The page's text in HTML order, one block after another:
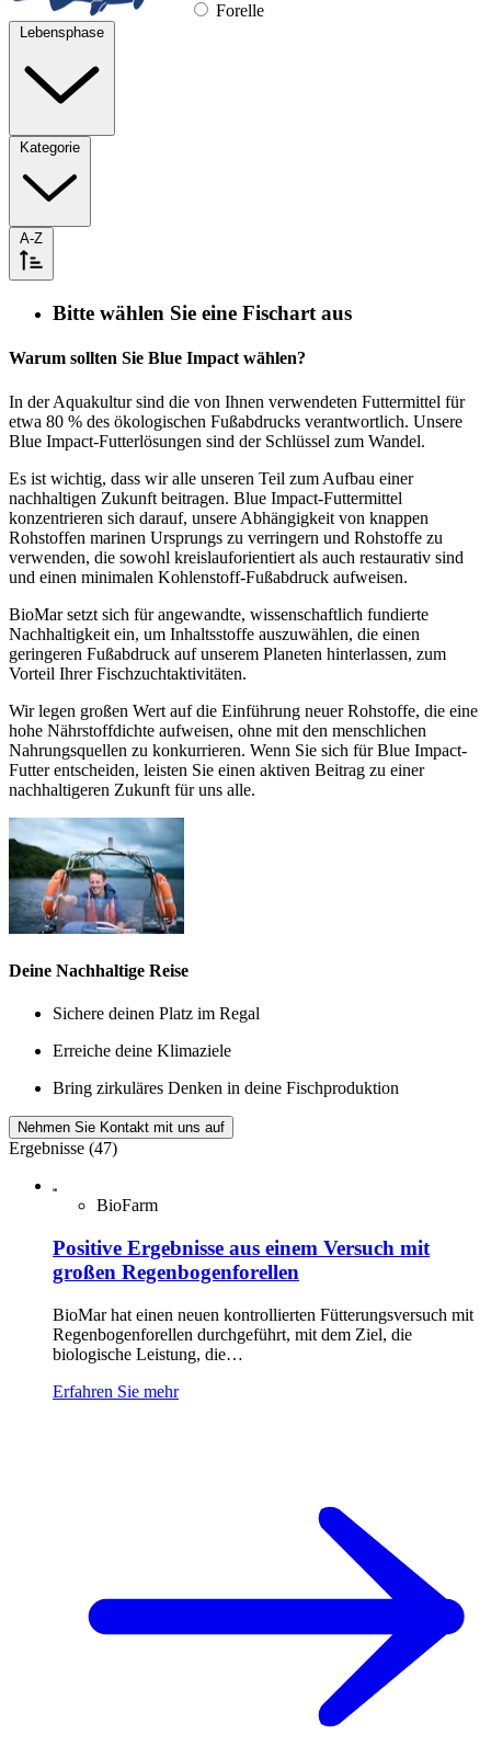
Forelle
Lebensphase
Kategorie
A-Z
Bitte wählen Sie eine Fischart aus
Warum sollten Sie Blue Impact wählen?
In der Aquakultur sind die von Ihnen verwendeten Futtermittel für
etwa 80 % des ökologischen Fußabdrucks verantwortlich. Unsere
Blue Impact-Futterlösungen sind der Schlüssel zum Wandel.
Es ist wichtig, dass wir alle unseren Teil zum Aufbau einer
nachhaltigen Zukunft beitragen. Blue Impact-Futtermittel
konzentrieren sich darauf, unsere Abhängigkeit von knappen
Rohstoffen marinen Ursprungs zu verringern und Rohstoffe zu
verwenden, die sowohl kreislauforientiert als auch restaurativ sind
und einen minimalen Kohlenstoff-Fußabdruck aufweisen.
BioMar setzt sich für angewandte, wissenschaftlich fundierte
Nachhaltigkeit ein, um Inhaltsstoffe auszuwählen, die einen
geringeren Fußabdruck auf unserem Planeten hinterlassen, zum
Vorteil Ihrer Fischzuchtaktivitäten.
Wir legen großen Wert auf die Einführung neuer Rohstoffe, die eine
hohe Nährstoffdichte aufweisen, ohne mit den menschlichen
Nahrungsquellen zu konkurrieren. Wenn Sie sich für Blue Impact-
Futter entscheiden, leisten Sie einen aktiven Beitrag zu einer
nachhaltigeren Zukunft für uns alle.
Deine Nachhaltige Reise
Sichere deinen Platz im Regal
Erreiche deine Klimaziele
Bring zirkuläres Denken in deine Fischproduktion
Nehmen Sie Kontakt mit uns auf
Ergebnisse (47)
BioFarm
Positive Ergebnisse aus einem Versuch mit
großen Regenbogenforellen
BioMar hat einen neuen kontrollierten Fütterungsversuch mit
Regenbogenforellen durchgeführt, mit dem Ziel, die
biologische Leistung, die…
Erfahren Sie mehr